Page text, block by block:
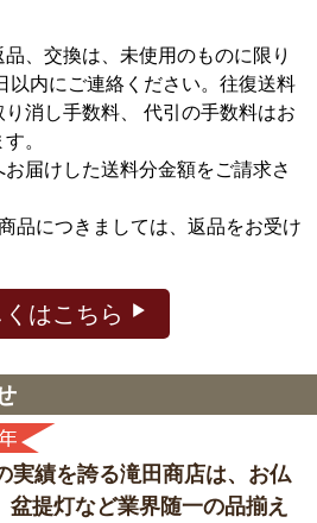
、交換は、未使用のものに限り
以内にご連絡ください。往復送料
消し手数料、 代引の手数料はお
。
届けした送料分金額をご請求さ
品につきましては、返品をお受け
はこちら
績を誇る滝田商店は、 お仏
盆提灯など業界随一の品揃え